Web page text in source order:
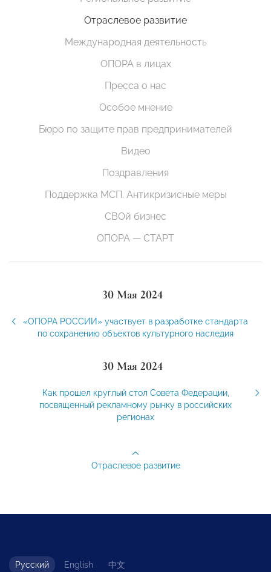
Отраслевое развитие
Международная деятельность
ОПОРА в лицах
Пресса о нас
Особое мнение
Бюро по защите прав предпринимателей
Видео
Поздравления
Поддержка МСП. Антикризисные меры
СВОй бизнес
ОПОРА — СТАРТ
30 Мая 2024
«ОПОРА РОССИИ» участвует в разработке стандарта
по сохранению объектов культурного наследия
30 Мая 2024
Как прошел круглый стол Совета Федерации,
посвященный рекламному рынку в российских
регионах
Отраслевое развитие
Русский English 中文